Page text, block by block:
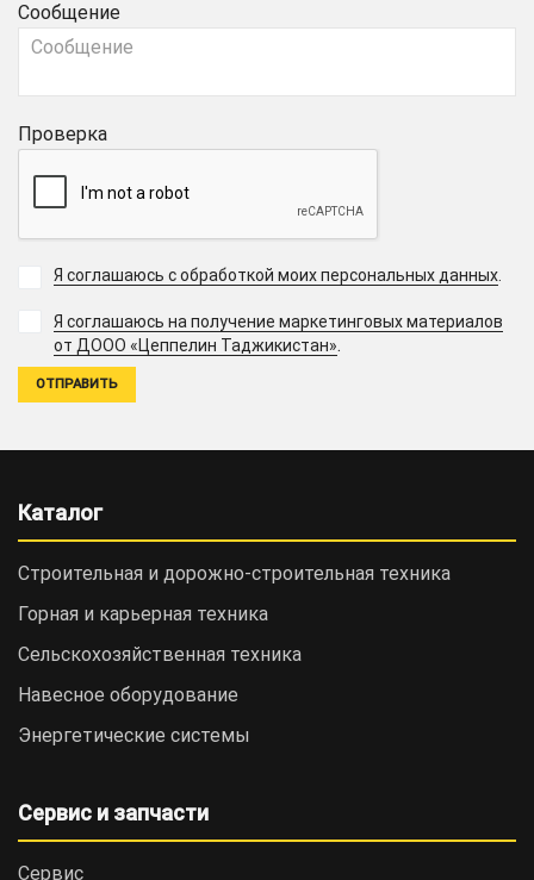
Сообщение
Проверка
Я соглашаюсь с обработкой моих персональных данных
Я соглашаюсь на получение маркетинговых материалов
от ДООО «Цеппелин Таджикистан».
Каталог
Строительная и дорожно-cтроительная техника
Горная и карьерная техника
Сельскохозяйственная техника
Навесное оборудование
Энергетические системы
Сервис и запчасти
Сервис